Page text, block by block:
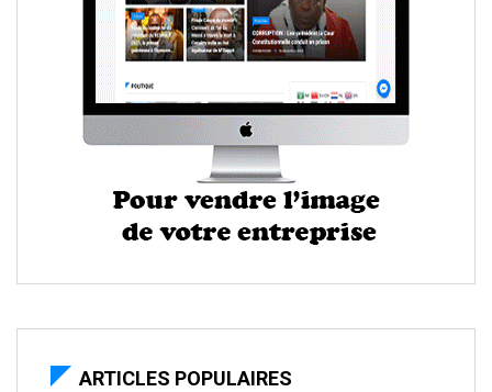
ARTICLES POPULAIRES